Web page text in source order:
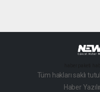
Tüm hakları saklı
Haber